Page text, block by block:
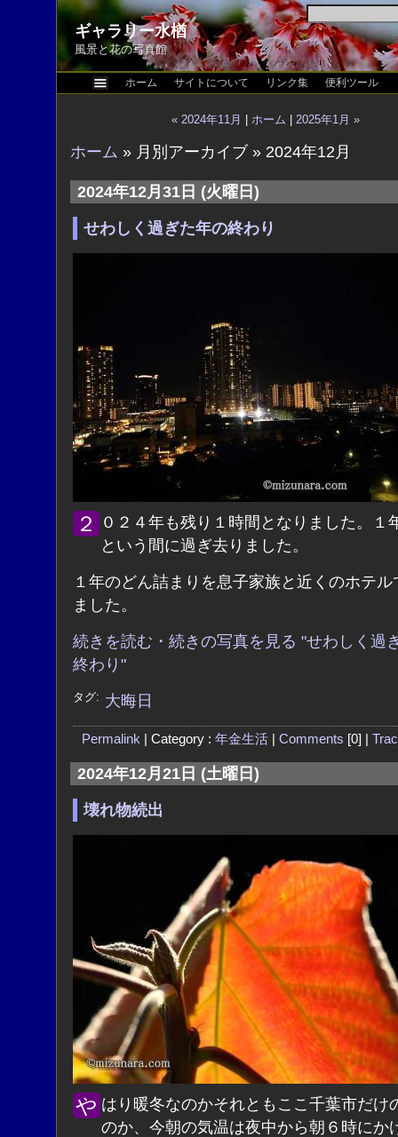
ギャラリー水楢
風景と花の写真館
ホーム サイトについて リンク集 便利ツール
« 2024年11月 ホーム 2025年1月 »
ホーム » 月別アーカイブ » 2024年12月
2024年12月31日 (火曜日)
せわしく過ぎた年の終わり
２０２４年も残り１時間となりました。１年があっ
という間に過ぎ去りました。
１年のどん詰まりを息子家族と近くのホテル
ました。
続きを読む・続きの写真を見る "せわしく過
終わり"
タグ: 大晦日
Permalink | Category : 年金生活| Comments [0] |
2024年12月21日 (土曜日)
壊れ物続出
やはり暖冬なのかそれともここ千葉市だけの異常な
のか、今朝の気温は夜中から朝６時にか